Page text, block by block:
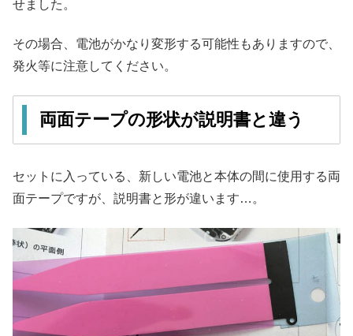
せました。
その場合、電池がかなり変形する可能性もありますので、
発火等に注意してください。
両面テープの形状が説明書と違う
セットに入っている、新しい電池と本体の間に使用する両
面テープですが、説明書と形が違います…。